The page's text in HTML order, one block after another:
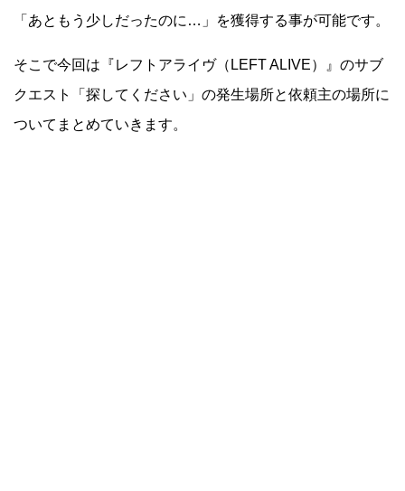
「あともう少しだったのに…」を獲得する事が可能です。
そこで今回は『レフトアライヴ（LEFT ALIVE）』のサブ
クエスト「探してください」の発生場所と依頼主の場所に
ついてまとめていきます。